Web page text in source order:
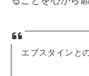
エプスタインと